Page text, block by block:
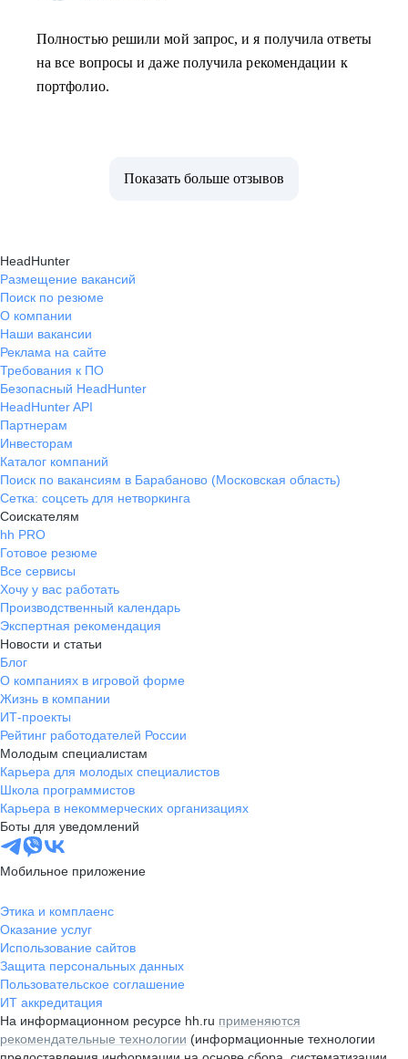
Полностью решили мой запрос, и я получила ответы
на все вопросы и даже получила рекомендации к
портфолио.
Показать больше отзывов
HeadHunter
Размещение вакансий
Поиск по резюме
О компании
Наши вакансии
Реклама на сайте
Требования к ПО
Безопасный HeadHunter
HeadHunter API
Партнерам
Инвесторам
Каталог компаний
Поиск по вакансиям в Барабаново (Московская область)
Сетка: соцсеть для нетворкинга
Соискателям
hh PRO
Готовое резюме
Все сервисы
Хочу у вас работать
Производственный календарь
Экспертная рекомендация
Новости и статьи
Блог
О компаниях в игровой форме
Жизнь в компании
ИТ-проекты
Рейтинг работодателей России
Молодым специалистам
Карьера для молодых специалистов
Школа программистов
Карьера в некоммерческих организациях
Боты для уведомлений
Мобильное приложение
Этика и комплаенс
Оказание услуг
Использование сайтов
Защита персональных данных
Пользовательское соглашение
ИТ аккредитация
На информационном ресурсе hh.ru применяются
рекомендательные технологии (информационные технологии